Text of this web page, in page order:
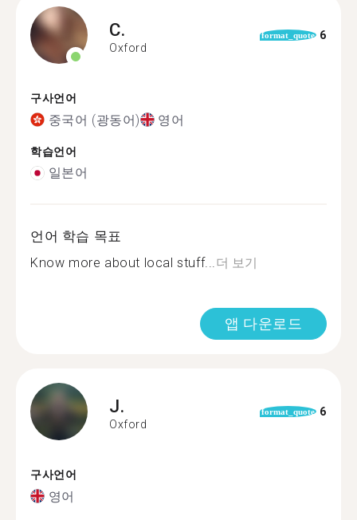
C.
Oxford
format_quote 6
구사언어
중국어 (광동어) 영어
학습언어
일본어
언어 학습 목표
Know more about local stuff...더 보기
앱 다운로드
J.
Oxford
format_quote 6
구사언어
영어